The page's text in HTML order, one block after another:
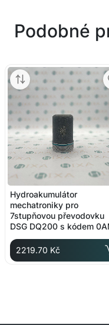
Podobné
Hydroakumulátor
mechatroniky pro
7stupňovou převodovku
DSG DQ200 s kódem
originálním číslem
0AM325587F
2219.70 Kč